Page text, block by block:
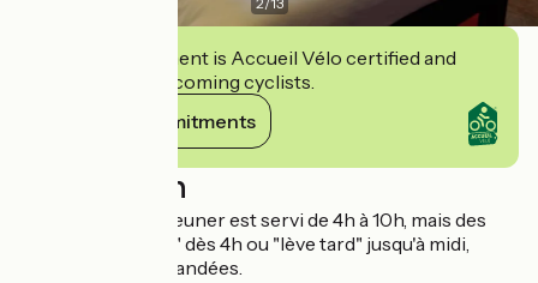
This establishment is Accueil Vélo certified and
commits to welcoming cyclists.
View its commitments
Description
Le buffet petit déjeuner est servi de 4h à 10h, mais des
formules "lève tôt" dès 4h ou "lève tard" jusqu'à midi,
peuvent être demandées.